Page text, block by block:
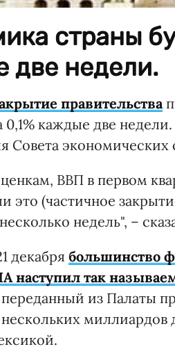
страны
две недели.
правительства
каждые две
Совета
ВВП в первом
это (частичное
недель", –
декабря большинство
наступил так
из Палаты
миллиардов